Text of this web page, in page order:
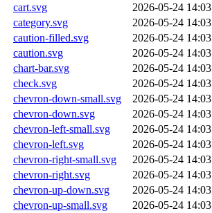
cart.svg
2026-05-24 14:03
category.svg
2026-05-24 14:03
caution-filled.svg
2026-05-24 14:03
caution.svg
2026-05-24 14:03
chart-bar.svg
2026-05-24 14:03
check.svg
2026-05-24 14:03
chevron-down-small.svg
2026-05-24 14:03
chevron-down.svg
2026-05-24 14:03
chevron-left-small.svg
2026-05-24 14:03
chevron-left.svg
2026-05-24 14:03
chevron-right-small.svg
2026-05-24 14:03
chevron-right.svg
2026-05-24 14:03
chevron-up-down.svg
2026-05-24 14:03
chevron-up-small.svg
2026-05-24 14:03